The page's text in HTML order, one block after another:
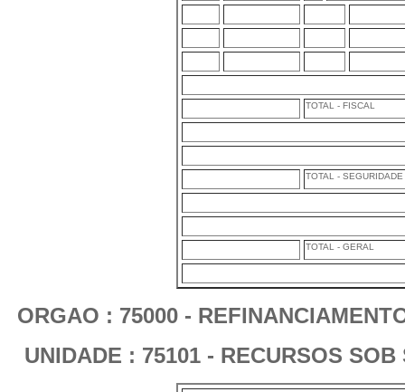
TOTAL - FISCAL
TOTAL - SEGURIDADE
TOTAL - GERAL
ORGAO : 75000 -
UNIDADE : 75101 - RECURSOS